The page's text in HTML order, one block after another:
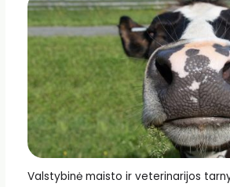
Valstybinė maisto ir veterinarijos